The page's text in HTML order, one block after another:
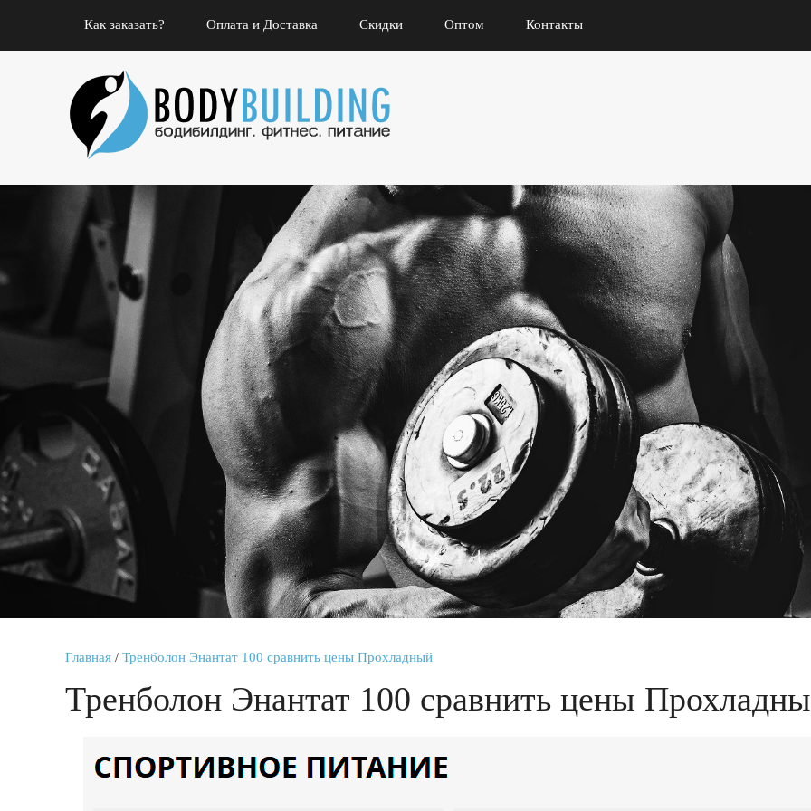
Как заказать? Оплата и Доставка Скидки Оптом Контакты
Главная / Тренболон Энантат 100 сравнить цены Прохладный
Тренболон Энантат 100 сравнить цены